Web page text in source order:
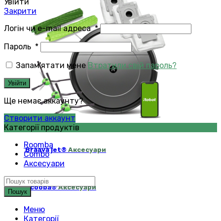
Braava jet® Аксесуари
Scooba®Аксесуари
Закрити
Логін чи e-mail адреса*
Пароль *
Запам'ятати мене Втратили свій пароль?
Увійти
Ще немає аккаунту?
Створити аккаунт
Категорії продуктів
Roomba
Combo
Аксесуари
Пошук
Меню
Категорії